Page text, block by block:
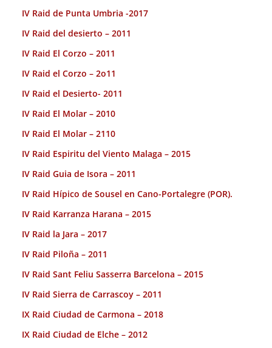
IV Raid de Punta Umbria -2017
IV Raid del desierto – 2011
IV Raid El Corzo – 2011
IV Raid el Corzo – 2o11
IV Raid el Desierto- 2011
IV Raid El Molar – 2010
IV Raid El Molar – 2110
IV Raid Espiritu del Viento Malaga – 2015
IV Raid Guia de Isora – 2011
IV Raid Hípico de Sousel en Cano-Portalegre (POR).
IV Raid Karranza Harana – 2015
IV Raid la Jara – 2017
IV Raid Piloña – 2011
IV Raid Sant Feliu Sasserra Barcelona – 2015
IV Raid Sierra de Carrascoy – 2011
IX Raid Ciudad de Carmona – 2018
IX Raid Ciudad de Elche – 2012